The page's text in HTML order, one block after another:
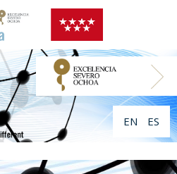
EN ES